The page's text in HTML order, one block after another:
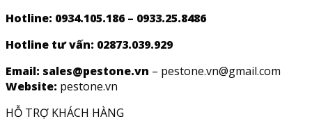
Hotline: 0934.105.186 – 0933.25.8486
Hotline tư vấn: 02873.039.929
Email: sales@pestone.vn – pestone.vn@gmail.com
Website: pestone.vn
HỖ TRỢ KHÁCH HÀNG